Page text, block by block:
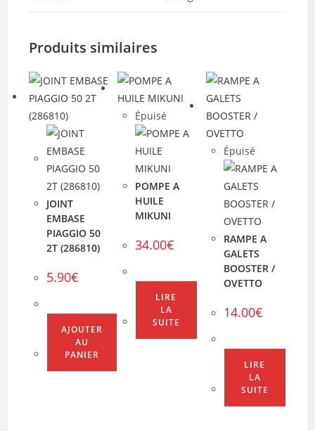
Produits similaires
JOINT
EMBASE
PIAGGIO 50
2T (286810)
5.90€
AJOUTER
AU
PANIER
Épuisé
POMPE A
HUILE
MIKUNI
34.00€
LIRE
LA
SUITE
Épuisé
RAMPE A
GALETS
BOOSTER /
OVETTO
14.00€
LIRE
LA
SUITE